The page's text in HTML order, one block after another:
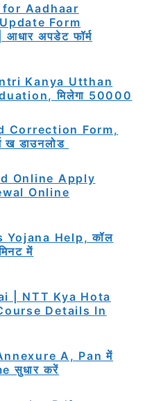
Aadhaar
Form
अपडेट फॉर्म
Kanya Utthan
मिलेगा 50000
Correction Form,
ख डाउनलोड
Online Apply
Online
Yojana Help, कॉल
में
| NTT Kya Hota
Details In
A, Pan में
सुधार करें